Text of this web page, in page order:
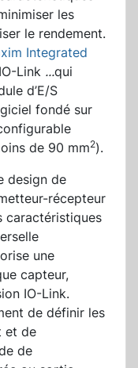
les
le rendement.
Integrated
Link ...qui
d’E/S
fondé sur
de 90 mm2).
design de
récepteur
caractéristiques
une
capteur,
IO-Link.
de définir les
et de
de